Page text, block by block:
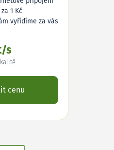
1 Kč
vyřídíme za vás
s
cenu